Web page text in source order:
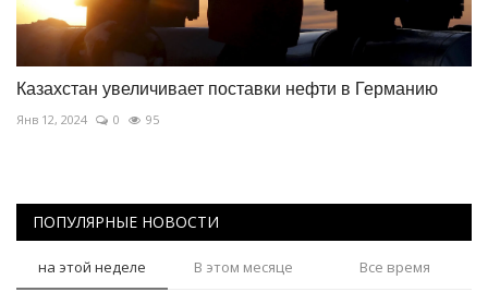
Казахстан увеличивает поставки нефти в Германию
Янв 12, 2024 0 95
ПОПУЛЯРНЫЕ НОВОСТИ
на этой неделе В этом месяце Все время